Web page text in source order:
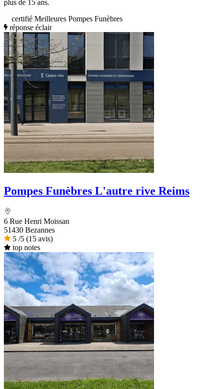
plus de 15 ans.
certifié Meilleures Pompes Funèbres
réponse éclair
Pompes Funèbres L'autre rive Reims
6 Rue Henri Moissan
51430 Bezannes
5 /5 (15 avis)
top notes